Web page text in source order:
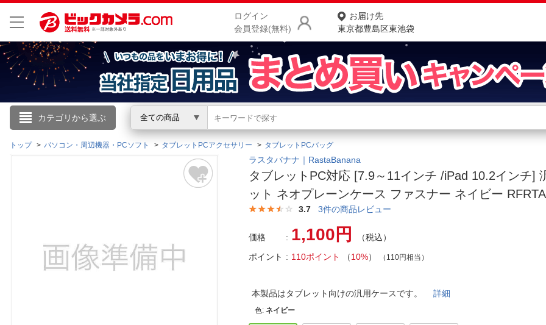
ログイン
会員登録(無料)
お届け先
東京都豊島区東池袋
カテゴリから選ぶ 全ての商品
こんにちは
ログイン
閲覧履歴
商品をさがす
ランキングからさがす
カテゴリ一覧からさがす
お客様サポート
ご利用ガイド
トップ パソコン・周辺機器・PCソフト タブレットPCアクセサリー タブレットPCバッグ
ラスタバナナ｜RastaBanana
タブレットPC対応 [7.9～11インチ /iPad 10.2インチ]
ット ネオプレーンケース ファスナー ネイビー
3.7 3件の商品レビュー
価格 1,100円
（税込）
ポイント
110ポイント （10%） （110円相当）
本製品はタブレット向けの汎用ケースです。詳細
色:ネイビー